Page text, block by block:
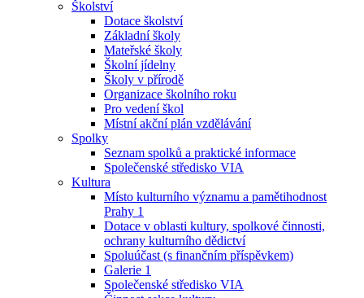
Školství
Dotace školství
Základní školy
Mateřské školy
Školní jídelny
Školy v přírodě
Organizace školního roku
Pro vedení škol
Místní akční plán vzdělávání
Spolky
Seznam spolků a praktické informace
Společenské středisko VIA
Kultura
Místo kulturního významu a pamětihodnost
Prahy 1
Dotace v oblasti kultury, spolkové činnosti,
ochrany kulturního dědictví
Spoluúčast (s finančním příspěvkem)
Galerie 1
Společenské středisko VIA